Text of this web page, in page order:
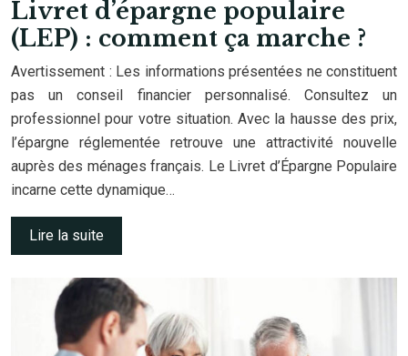
Livret d’épargne populaire
(LEP) : comment ça marche ?
Avertissement : Les informations présentées ne constituent
pas un conseil financier personnalisé. Consultez un
professionnel pour votre situation. Avec la hausse des prix,
l’épargne réglementée retrouve une attractivité nouvelle
auprès des ménages français. Le Livret d’Épargne Populaire
incarne cette dynamique…
Lire la suite